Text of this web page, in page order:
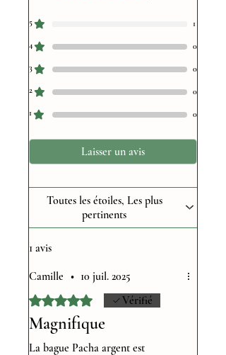
5 1
4 0
3 0
2 0
1 0
Laisser un avis
Toutes les étoiles, Les plus
pertinents
1 avis
Camille • 10 juil. 2025
Noté 5 sur 5. Vérifié
Magnifique
La bague Pacha argent est